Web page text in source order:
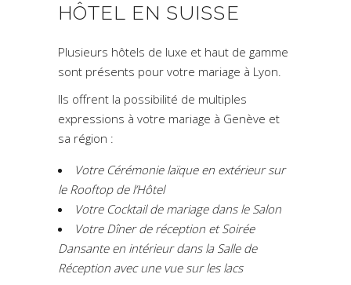
HÔTEL EN SUISSE
Plusieurs hôtels de luxe et haut de gamme
sont présents pour votre mariage à Lyon.
Ils offrent la possibilité de multiples
expressions à votre mariage à Genève et
sa région :
Votre Cérémonie laïque en extérieur sur
le Rooftop de l’Hôtel
Votre Cocktail de mariage dans le Salon
Votre Dîner de réception et Soirée
Dansante en intérieur dans la Salle de
Réception avec une vue sur les lacs